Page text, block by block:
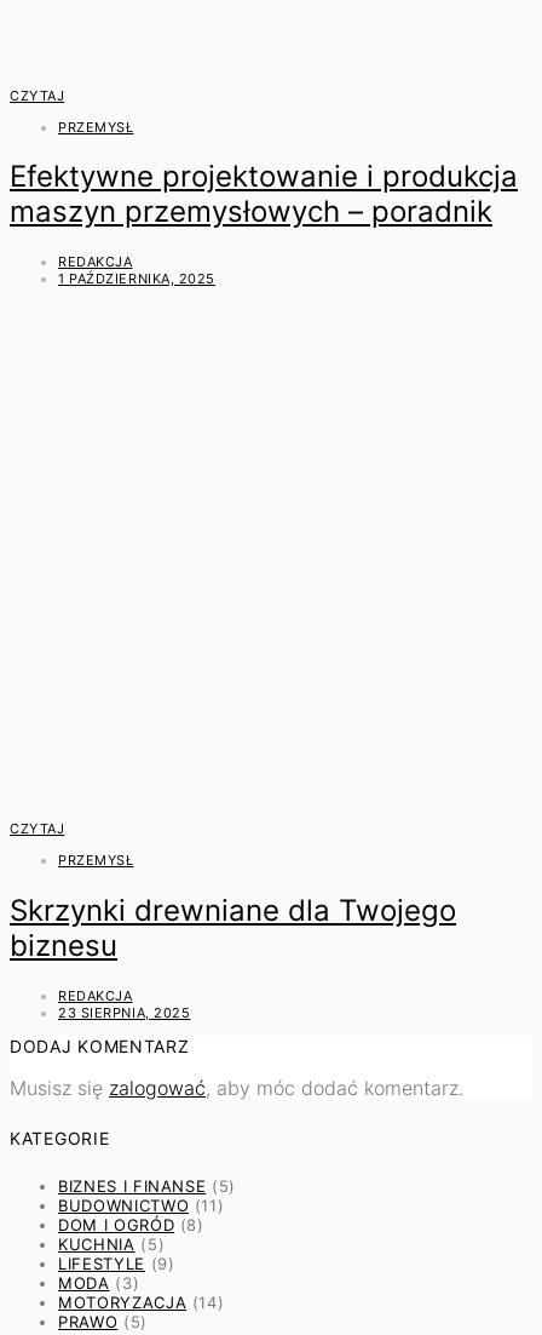
CZYTAJ
PRZEMYSŁ
Efektywne projektowanie i produkcja
maszyn przemysłowych – poradnik
REDAKCJA
1 PAŹDZIERNIKA, 2025
CZYTAJ
PRZEMYSŁ
Skrzynki drewniane dla Twojego
biznesu
REDAKCJA
23 SIERPNIA, 2025
DODAJ KOMENTARZ
Musisz się zalogować, aby móc dodać komentarz.
KATEGORIE
BIZNES I FINANSE (5)
BUDOWNICTWO (11)
DOM I OGRÓD (8)
KUCHNIA (5)
LIFESTYLE (9)
MODA (3)
MOTORYZACJA (14)
PRAWO (5)